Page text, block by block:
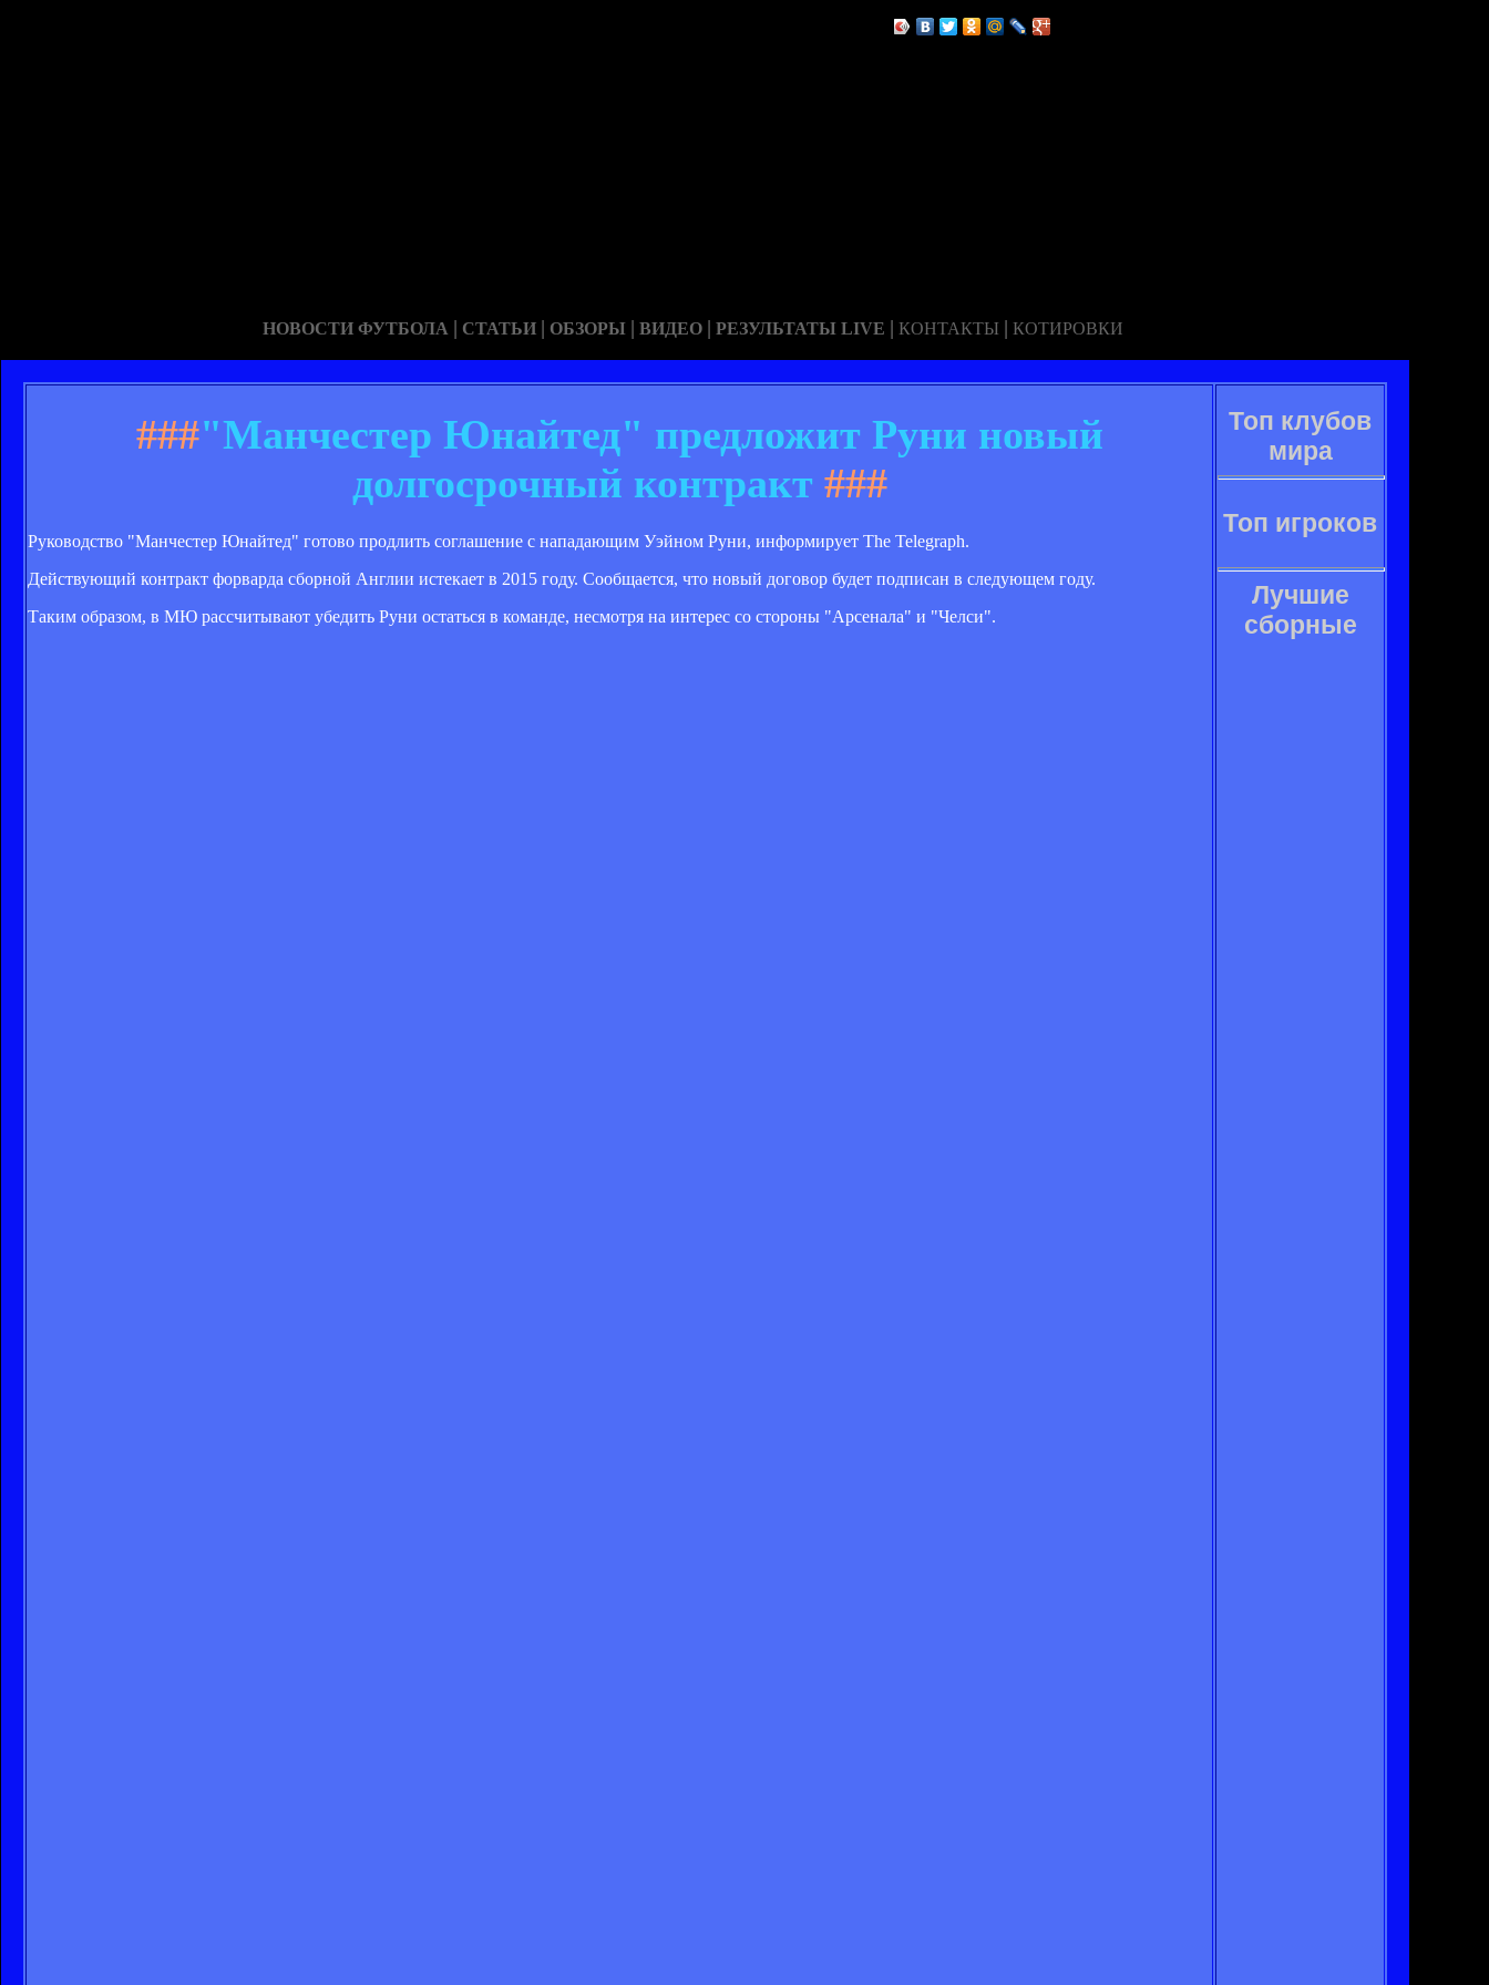
НОВОСТИ ФУТБОЛА | СТАТЬИ | ОБЗОРЫ | ВИДЕО | РЕЗУЛЬТАТЫ LIVE | КОНТАКТЫ | КОТИРОВКИ
###"Манчестер Юнайтед" предложит Руни новый
долгосрочный контракт ###
Руководство "Манчестер Юнайтед" готово продлить соглашение с нападающим Уэйном Руни, информирует The Telegraph.
Действующий контракт форварда сборной Англии истекает в 2015 году. Сообщается, что новый договор будет подписан в следующем году.
Таким образом, в МЮ рассчитывают убедить Руни остаться в команде, несмотря на интерес со стороны "Арсенала" и "Челси".
Топ клубов
мира
Топ игроков
Лучшие
сборные